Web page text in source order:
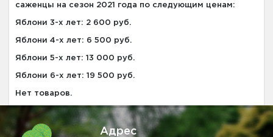
саженцы на сезон 2021 года по следующим ценам:
Яблони 3-х лет: 2 600 руб.
Яблони 4-х лет: 6 500 руб.
Яблони 5-х лет: 13 000 руб.
Яблони 6-х лет: 19 500 руб.
Нет товаров.
Адрес